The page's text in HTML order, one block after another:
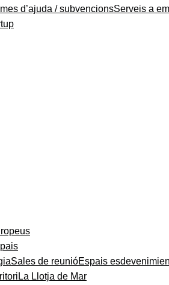
d’ajuda / subvencionsServeis a
Sales de reunióEspais
La Llotja de Mar